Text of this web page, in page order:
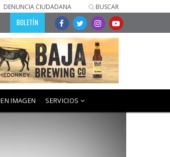
DENUNCIA CIUDADANA BUSCAR
BOLETÍN
EN IMAGEN SERVICIOS